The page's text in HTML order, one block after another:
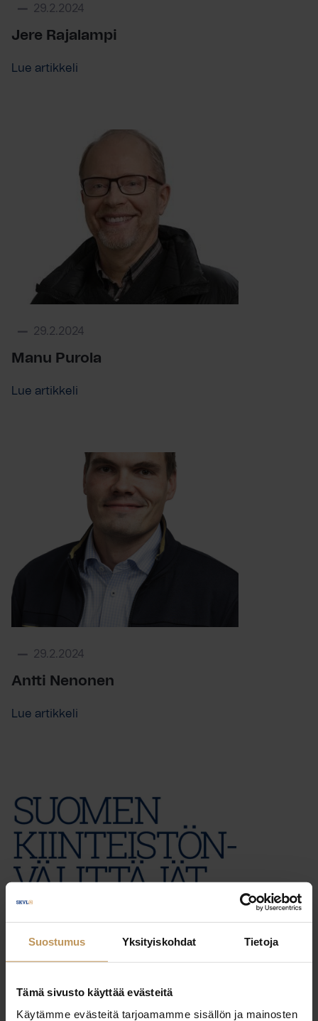
Suostumus Yksityiskohdat Tietoja
Tämä sivusto käyttää evästeitä
Käytämme evästeitä tarjoamamme sisällön ja mainosten
29.2.2024
Jere Rajalampi
Lue artikkeli
29.2.2024
Manu Purola
Lue artikkeli
29.2.2024
Antti Nenonen
Lue artikkeli